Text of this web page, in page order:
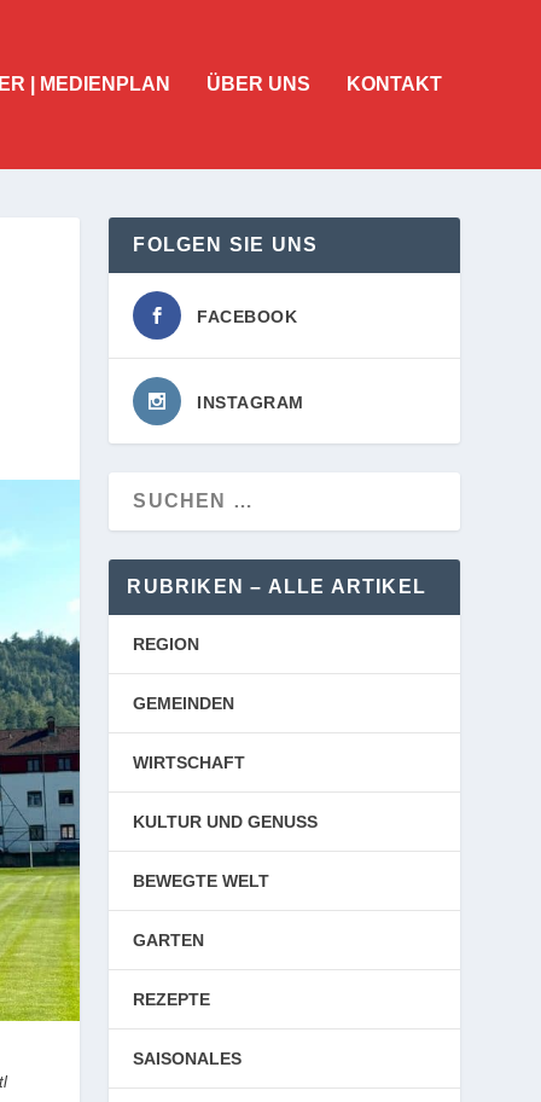
| MEDIENPLAN ÜBER UNS KONTAKT
FOLGEN SIE UNS
FACEBOOK
INSTAGRAM
RUBRIKEN – ALLE ARTIKEL
REGION
GEMEINDEN
WIRTSCHAFT
KULTUR UND GENUSS
BEWEGTE WELT
GARTEN
REZEPTE
SAISONALES